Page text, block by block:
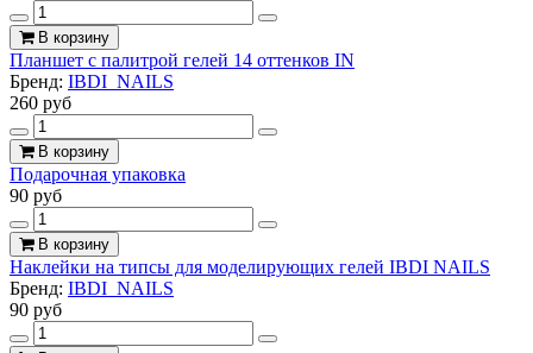
В корзину
Планшет с палитрой гелей 14 оттенков IN
Бренд: IBDI_NAILS
260 руб
В корзину
Подарочная упаковка
90 руб
В корзину
Наклейки на типсы для моделирующих гелей IBDI NAILS
Бренд: IBDI_NAILS
90 руб